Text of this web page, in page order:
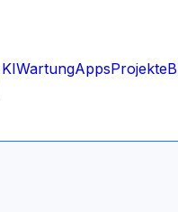
WartungAppsProjekte